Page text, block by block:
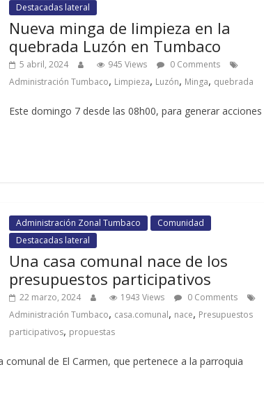
Destacadas lateral
Nueva minga de limpieza en la
quebrada Luzón en Tumbaco
5 abril, 2024 945 Views
0 Comments
Administración Tumbaco, Limpieza, Luzón, Minga, quebrada
Este domingo 7 desde las 08h00, para generar acciones
Administración Zonal Tumbaco
Comunidad
Destacadas lateral
Una casa comunal nace de los
presupuestos participativos
22 marzo, 2024 1943 Views
0 Comments
Administración Tumbaco, casa.comunal, nace, Presupuestos
participativos, propuestas
de El Carmen, que pertenece a la parroquia